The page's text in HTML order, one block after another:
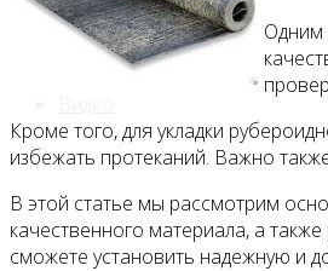
Одним
Кроме того, для укладки
избежать протеканий. Важно
В этой статье мы рассмотрим
качественного материала, а
сможете установить надежную и